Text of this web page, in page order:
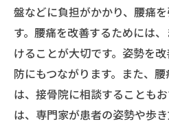
盤などに負担がかかり、腰痛
す。腰痛を改善するためには
けることが大切です。姿勢を
防にもつながります。また、
は、接骨院に相談することも
は、専門家が患者の姿勢や歩